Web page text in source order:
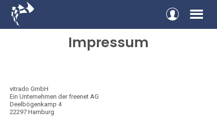
Login
Impressum
vitrado GmbH
Ein Unternehmen der freenet AG
Deelbögenkamp 4
22297 Hamburg